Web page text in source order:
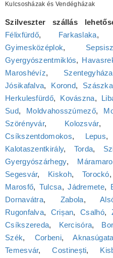
Kulcsosházak és Vendégházak
Szilveszter szállás
Félixfürdő, Farkaslaka,
Gyimesközéplok,
Gyergyószentmiklós,
Maroshévíz, Szentegyháza
Jósikafalva, Korond,
Herkulesfürdő, Kovászna,
Sud, Moldvahosszúmező,
Szörényvár, Kolozsvár
Csíkszentdomokos, Lepus
Kalotaszentkirály, Torda,
Gyergyószárhegy,
Segesvár, Kiskoh, Torockó
Marosfő, Tulcsa,Jádremete,
Dornavátra, Zabola,
Rugonfalva, Crișan,Csalhó,
Csíkszereda, Kercisóra,
Szék, Corbeni,
Temesvár,Costinești,